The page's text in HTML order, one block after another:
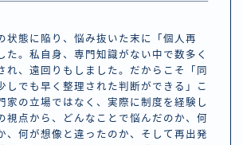
状態に陥り、悩み抜いた末に「個人再
た。私自身、専門知識がない中で数多く
れ、遠回りもしました。だからこそ「同
しでも早く整理された判断ができる」こ
家の立場ではなく、実際に制度を経験し
視点から、どんなことで悩んだのか、何
、何が想像と違ったのか、そして再出発